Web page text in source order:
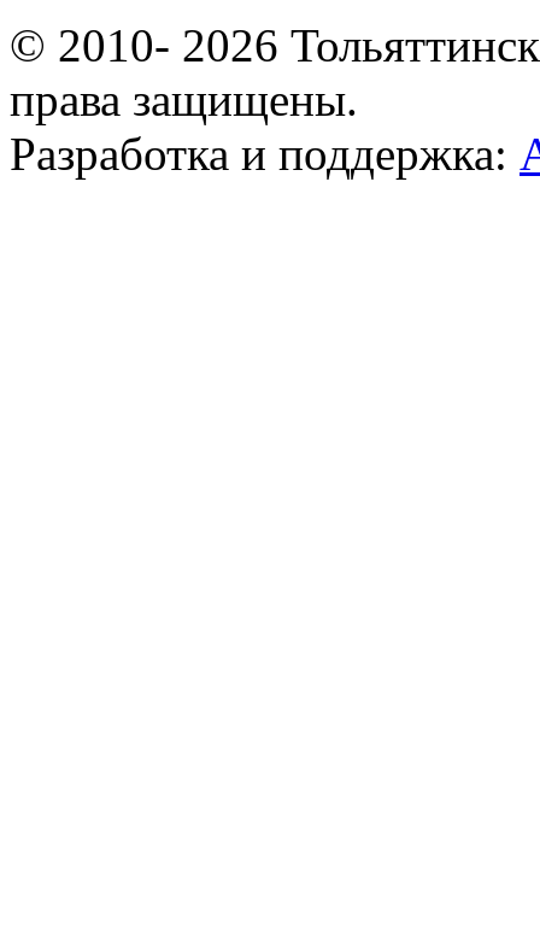
© 2010- 2026
права защищены.
Разработка и поддержка: